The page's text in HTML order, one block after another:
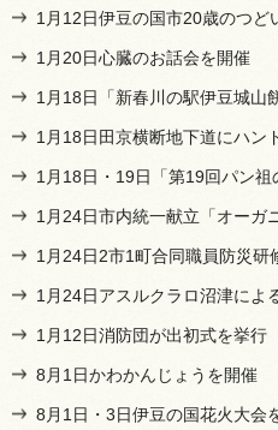
1月12日伊豆の国市20歳のつど
1月20日心臓のお話会を開催
1月18日「新春川の駅伊豆城山
1月18日田京横断地下道にハン
1月18日・19日「第19回パン祖
1月24日市内統一献立「オーガ
1月24日2市1町合同職員防災研
1月24日アスルクラロ沼津によ
1月12日消防団が出初式を挙行
8月1日かわかんじょうを開催
8月1日・3日伊豆の国花火大会